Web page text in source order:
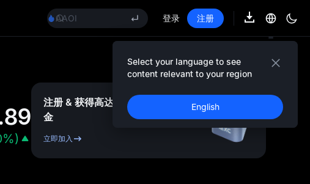
AAOI
SKYAI
UNITREE 8.10 科创板申购
SPCX 解禁不跌反涨
AAOI
SKYAI
UNITREE 8.10 科创板申购
登录 注册
Select your language to see
content relevant to your region
English
)
注册 & 获得高达 10,000
奖
金
立即加入